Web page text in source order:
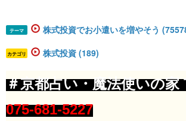
テーマ 株式投資でお小遣いを増やそう
カテゴリ 株式投資 (189)
＃京都占い・魔法使いの家​
075-681-5227​​